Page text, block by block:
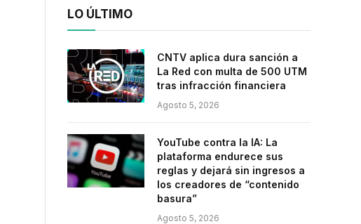
LO ÚLTIMO
CNTV aplica dura sanción a
La Red con multa de 500 UTM
tras infracción financiera
Agosto 5, 2026
YouTube contra la IA: La
plataforma endurece sus
reglas y dejará sin ingresos a
los creadores de “contenido
basura”
Agosto 5, 2026